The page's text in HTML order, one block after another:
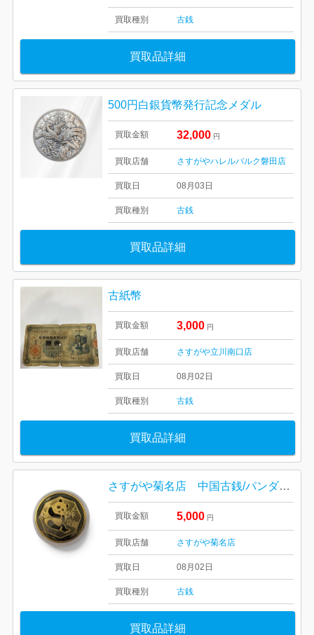
買取種別 古銭
買取品詳細
500円白銀貨幣発行記念メダル
買取金額 32,000 円
買取店舗 さすがやハレルパルク磐田店
買取日 08月03日
買取種別 古銭
買取品詳細
古紙幣
買取金額 3,000 円
買取店舗 さすがや立川南口店
買取日 08月02日
買取種別 古銭
買取品詳細
さすがや菊名店 中国古銭/パンダ銅貨 高価買取しました！
買取金額 5,000 円
買取店舗 さすがや菊名店
買取日 08月02日
買取種別 古銭
買取品詳細